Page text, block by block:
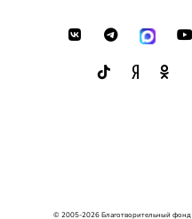
© 2005-2026 Благотворительный фонд